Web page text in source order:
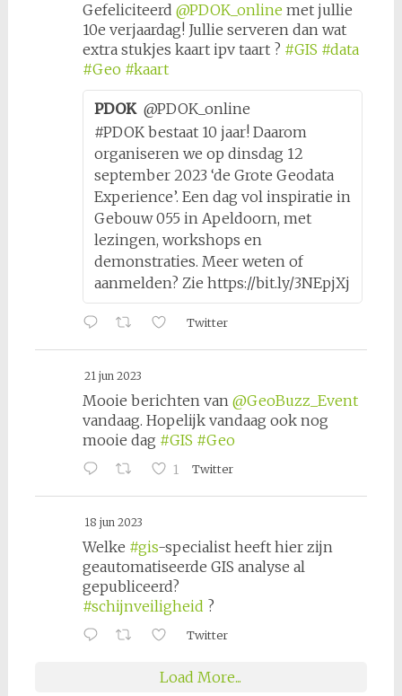
Gefeliciteerd @PDOK_online met jullie
10e verjaardag! Jullie serveren dan wat
extra stukjes kaart ipv taart ? #GIS #data
#Geo #kaart
PDOK @PDOK_online
#PDOK bestaat 10 jaar! Daarom
organiseren we op dinsdag 12
september 2023 ‘de Grote Geodata
Experience’. Een dag vol inspiratie in
Gebouw 055 in Apeldoorn, met
lezingen, workshops en
demonstraties. Meer weten of
aanmelden? Zie https://bit.ly/3NEpjXj
Twitter
21 jun 2023
Mooie berichten van @GeoBuzz_Event
vandaag. Hopelijk vandaag ook nog
mooie dag #GIS #Geo
1 Twitter
18 jun 2023
Welke #gis-specialist heeft hier zijn
geautomatiseerde GIS analyse al
gepubliceerd?
#schijnveiligheid ?
Twitter
Load More...